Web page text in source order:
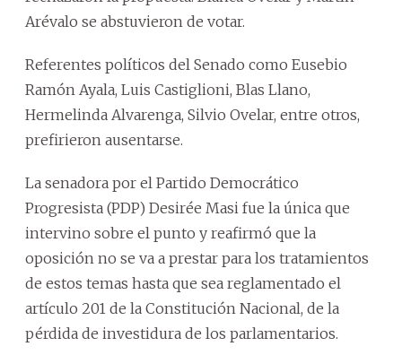
Arévalo se abstuvieron de votar.
Referentes políticos del Senado como Eusebio
Ramón Ayala, Luis Castiglioni, Blas Llano,
Hermelinda Alvarenga, Silvio Ovelar, entre otros,
prefirieron ausentarse.
La senadora por el Partido Democrático
Progresista (PDP) Desirée Masi fue la única que
intervino sobre el punto y reafirmó que la
oposición no se va a prestar para los tratamientos
de estos temas hasta que sea reglamentado el
artículo 201 de la Constitución Nacional, de la
pérdida de investidura de los parlamentarios.